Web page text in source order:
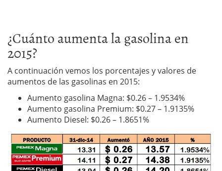
¿Cuánto aumenta la gasolina en
2015?
A continuación vemos los porcentajes y valores de
aumentos de las gasolinas en 2015:
Aumento gasolina Magna: $0.26 – 1.9534%
Aumento gasolina Premium: $0.27 – 1.9135%
Aumento Diesel: $0.26 – 1.8651%